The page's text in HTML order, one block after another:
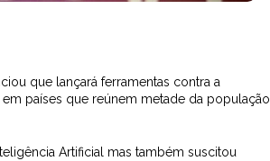
que lançará ferramentas contra a
países que reúnem metade da população
Artificial mas também suscitou